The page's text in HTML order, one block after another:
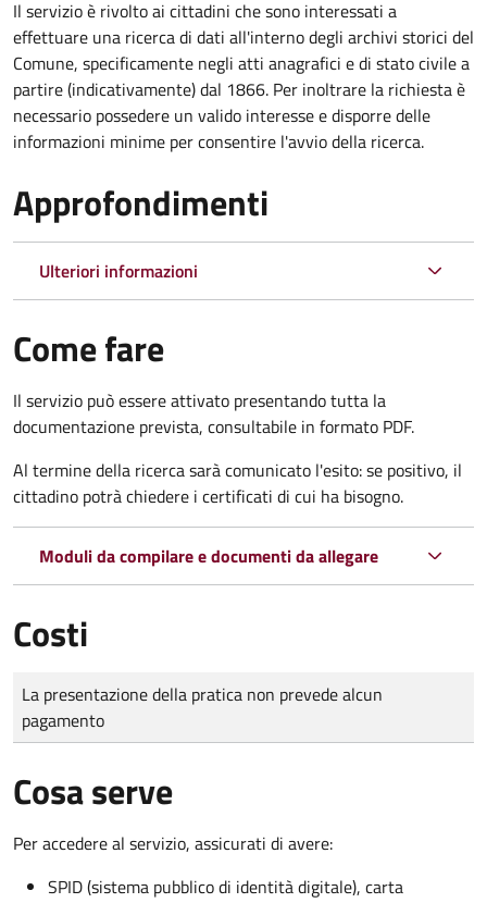
Il servizio è rivolto ai cittadini che sono interessati a
effettuare una ricerca di dati all'interno degli archivi storici del
Comune, specificamente negli atti anagrafici e di stato civile a
partire (indicativamente) dal 1866. Per inoltrare la richiesta è
necessario possedere un valido interesse e disporre delle
informazioni minime per consentire l'avvio della ricerca.
Approfondimenti
Ulteriori informazioni
Come fare
Il servizio può essere attivato presentando tutta la
documentazione prevista, consultabile in formato PDF.
Al termine della ricerca sarà comunicato l'esito: se positivo, il
cittadino potrà chiedere i certificati di cui ha bisogno.
Moduli da compilare e documenti da allegare
Costi
Tipo di pagamento
Importo
La presentazione della pratica non prevede alcun
pagamento
Cosa serve
Per accedere al servizio, assicurati di avere:
SPID (sistema pubblico di identità digitale), carta